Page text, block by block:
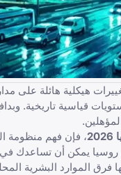
قياسية تاريخية.
، فإن فهم منظومة
فرق الموارد البشرية